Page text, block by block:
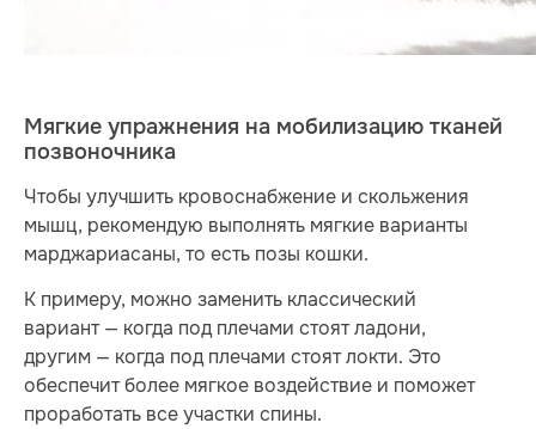
Мягкие упражнения на мобилизацию тканей
позвоночника
Чтобы улучшить кровоснабжение и скольжения
мышц, рекомендую выполнять мягкие варианты
марджариасаны, то есть позы кошки.
К примеру, можно заменить классический
вариант — когда под плечами стоят ладони,
другим — когда под плечами стоят локти. Это
обеспечит более мягкое воздействие и поможет
проработать все участки спины.